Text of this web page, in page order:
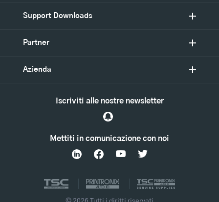
Support Downloads
Partner
Azienda
Mettiti in comunicazione con noi
Iscriviti alle nostre newsletter